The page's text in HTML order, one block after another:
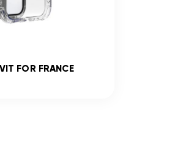
FOR FRANCE